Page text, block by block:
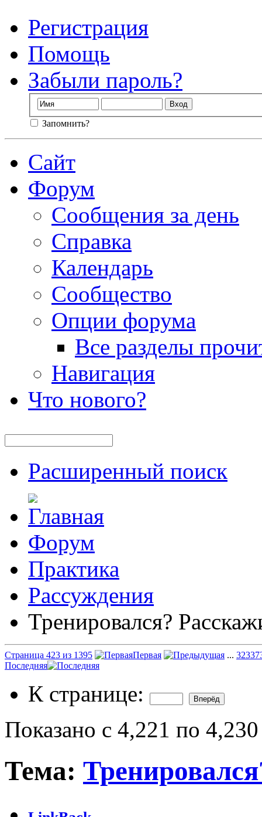
Регистрация
Помощь
Забыли пароль?
Запомнить?
Сайт
Форум
Сообщения за день
Справка
Календарь
Сообщество
Опции форума
Все разделы
Навигация
Что нового?
Расширенный поиск
Форум
Практика
Рассуждения
Тренировался?
Страница 423 из 1395 Первая ... 323
Последняя
К странице:
Показано с 4,221 по
Тема: